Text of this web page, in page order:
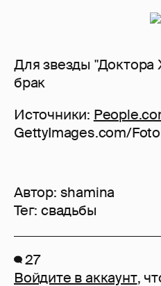
Для звезды "Доктора
брак
Источники:
GettyImages.com/
Автор: shamina
Тег: свадьбы
27
Войдите в аккаунт,